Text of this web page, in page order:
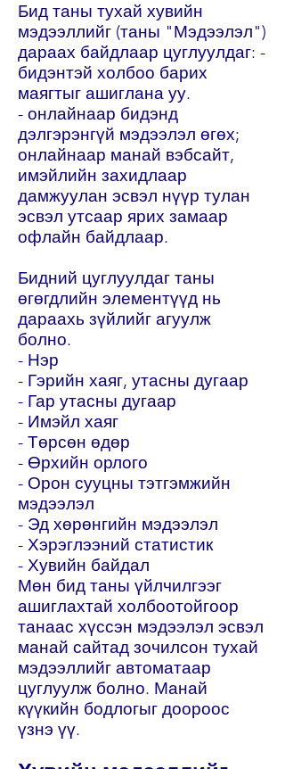
Бид таны тухай хувийн
мэдээллийг (таны "Мэдээлэл")
дараах байдлаар цуглуулдаг: -
бидэнтэй холбоо барих
маягтыг ашиглана уу.
- онлайнаар бидэнд
дэлгэрэнгүй мэдээлэл өгөх;
онлайнаар манай вэбсайт,
имэйлийн захидлаар
дамжуулан эсвэл нүүр тулан
эсвэл утсаар ярих замаар
офлайн байдлаар.
Бидний цуглуулдаг таны
өгөгдлийн элементүүд нь
дараахь зүйлийг агуулж
болно.
- Нэр
- Гэрийн хаяг, утасны дугаар
- Гар утасны дугаар
- Имэйл хаяг
- Төрсөн өдөр
- Өрхийн орлого
- Орон сууцны тэтгэмжийн
мэдээлэл
- Эд хөрөнгийн мэдээлэл
- Хэрэглээний статистик
- Хувийн байдал
Мөн бид таны үйлчилгээг
ашиглахтай холбоотойгоор
танаас хүссэн мэдээлэл эсвэл
манай сайтад зочилсон тухай
мэдээллийг автоматаар
цуглуулж болно. Манай
күүкийн бодлогыг доороос
үзнэ үү.